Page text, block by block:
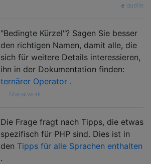
quelle
"Bedingte Kürzel"? Sagen Sie besser
den richtigen Namen, damit alle, die
sich für weitere Details interessieren,
ihn in der Dokumentation finden:
ternärer Operator .
Manatwork
Die Frage fragt nach Tipps, die etwas
spezifisch für PHP sind. Dies ist in
den Tipps für alle Sprachen enthalten
.